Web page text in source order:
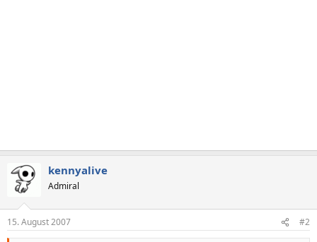
kennyalive
Admiral
15. August 2007 #2